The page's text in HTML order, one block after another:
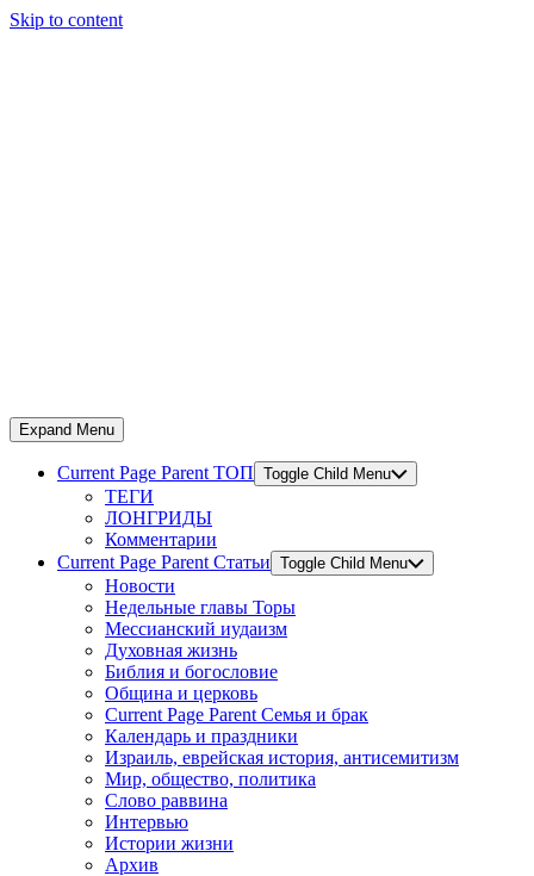
Skip to content
Expand Menu
Current Page Parent ТОП Toggle Child Menu
ТЕГИ
ЛОНГРИДЫ
Комментарии
Current Page Parent Статьи Toggle Child Menu
Новости
Недельные главы Торы
Мессианский иудаизм
Духовная жизнь
Библия и богословие
Община и церковь
Current Page Parent Семья и брак
Календарь и праздники
Израиль, еврейская история, антисемитизм
Мир, общество, политика
Слово раввина
Интервью
Истории жизни
Архив